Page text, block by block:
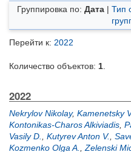
Группировка по: Дата| Тип
Перейти к: 2022
Количество объектов: 1
2022
Nekrylov Nikolay, Kamenetsky
Kontonikas-Charos Alkiviadis
Vasily D.
Kutyrev Anton V.
Kozmenko Olga A.
Zelenski